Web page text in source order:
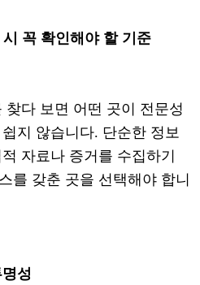
꼭 확인해야 할 기준
다 보면 어떤 곳이 전문성
지 않습니다. 단순한 정보
자료나 증거를 수집하기
를 갖춘 곳을 선택해야 합니
성